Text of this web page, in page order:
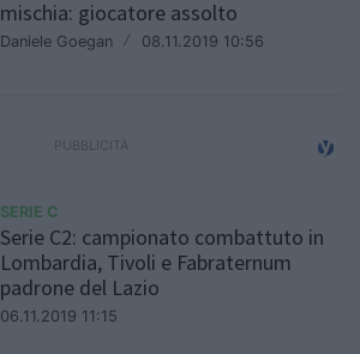
mischia: giocatore assolto
Daniele Goegan / 08.11.2019 10:56
SERIE C
Serie C2: campionato combattuto in
Lombardia, Tivoli e Fabraternum
padrone del Lazio
06.11.2019 11:15